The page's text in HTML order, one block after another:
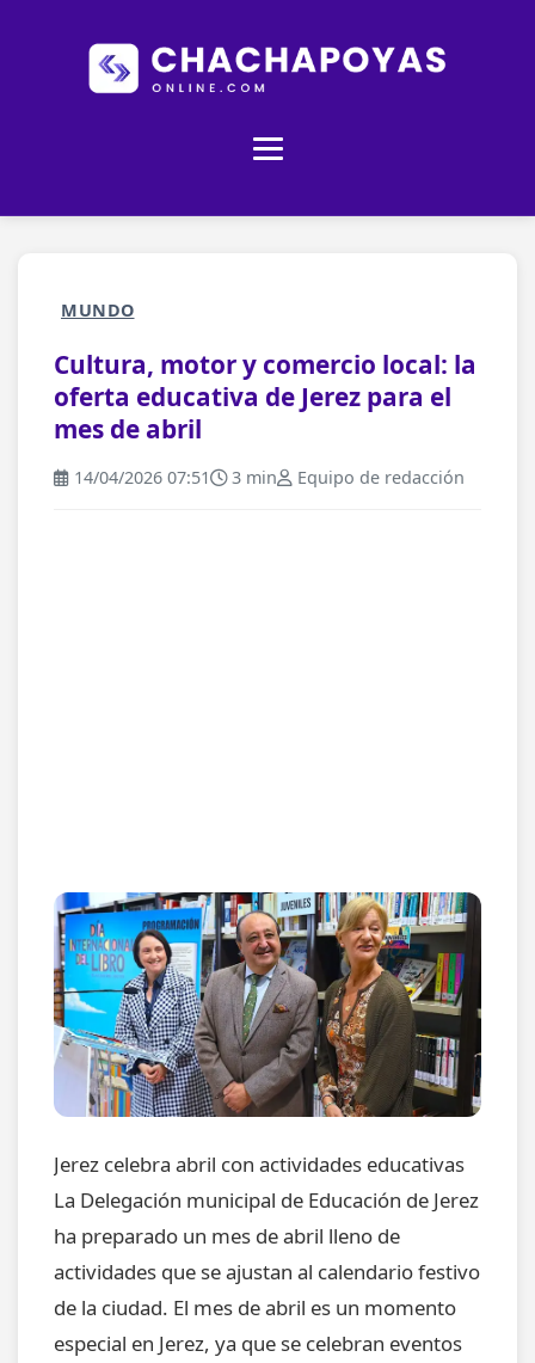
MUNDO
Cultura, motor y comercio local: la
oferta educativa de Jerez para el
mes de abril
14/04/2026 07:51 3 min Equipo de redacción
Jerez celebra abril con actividades educativas
La Delegación municipal de Educación de Jerez
ha preparado un mes de abril lleno de
actividades que se ajustan al calendario festivo
de la ciudad. El mes de abril es un momento
especial en Jerez, ya que se celebran eventos